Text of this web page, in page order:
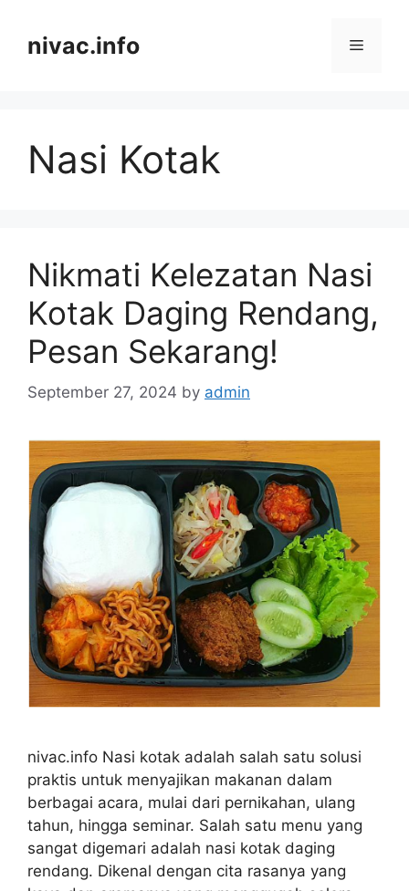
contentnivac.info Menu
Nasi Kotak
Nikmati Kelezatan Nasi
Kotak Daging Rendang,
Pesan Sekarang!
September 27, 2024 by admin
nivac.info Nasi kotak adalah salah satu solusi
praktis untuk menyajikan makanan dalam
berbagai acara, mulai dari pernikahan, ulang
tahun, hingga seminar. Salah satu menu yang
sangat digemari adalah nasi kotak daging
rendang. Dikenal dengan cita rasanya yang